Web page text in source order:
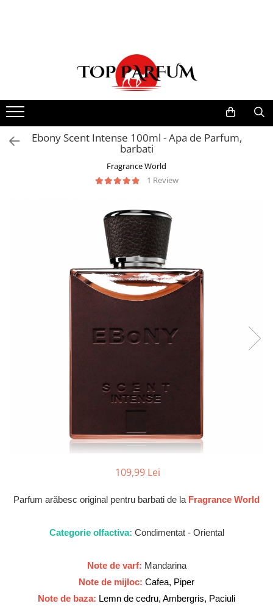
Pachete FEMEI
Pachete BARBATI
Pachete EL si EA
Parfumuri Condimentate
Parfumuri Florale
Parfumuri PREMIUM
Parfumuri de VARA
Idei de Cadouri
Adyan by Anfar
Ebony Scent Intense 100ml - Apa de Parfum,
barbati
Fragrance World
1 Review
109,99 Lei
Parfum arăbesc original pentru barbati de la Fragrance World
Categorie olfactiva: Condimentat - Oriental
Note de varf: Mandarina
Note de mijloc: Cafea, Piper
Note de baza: Lemn de cedru, Ambergris, Paciuli